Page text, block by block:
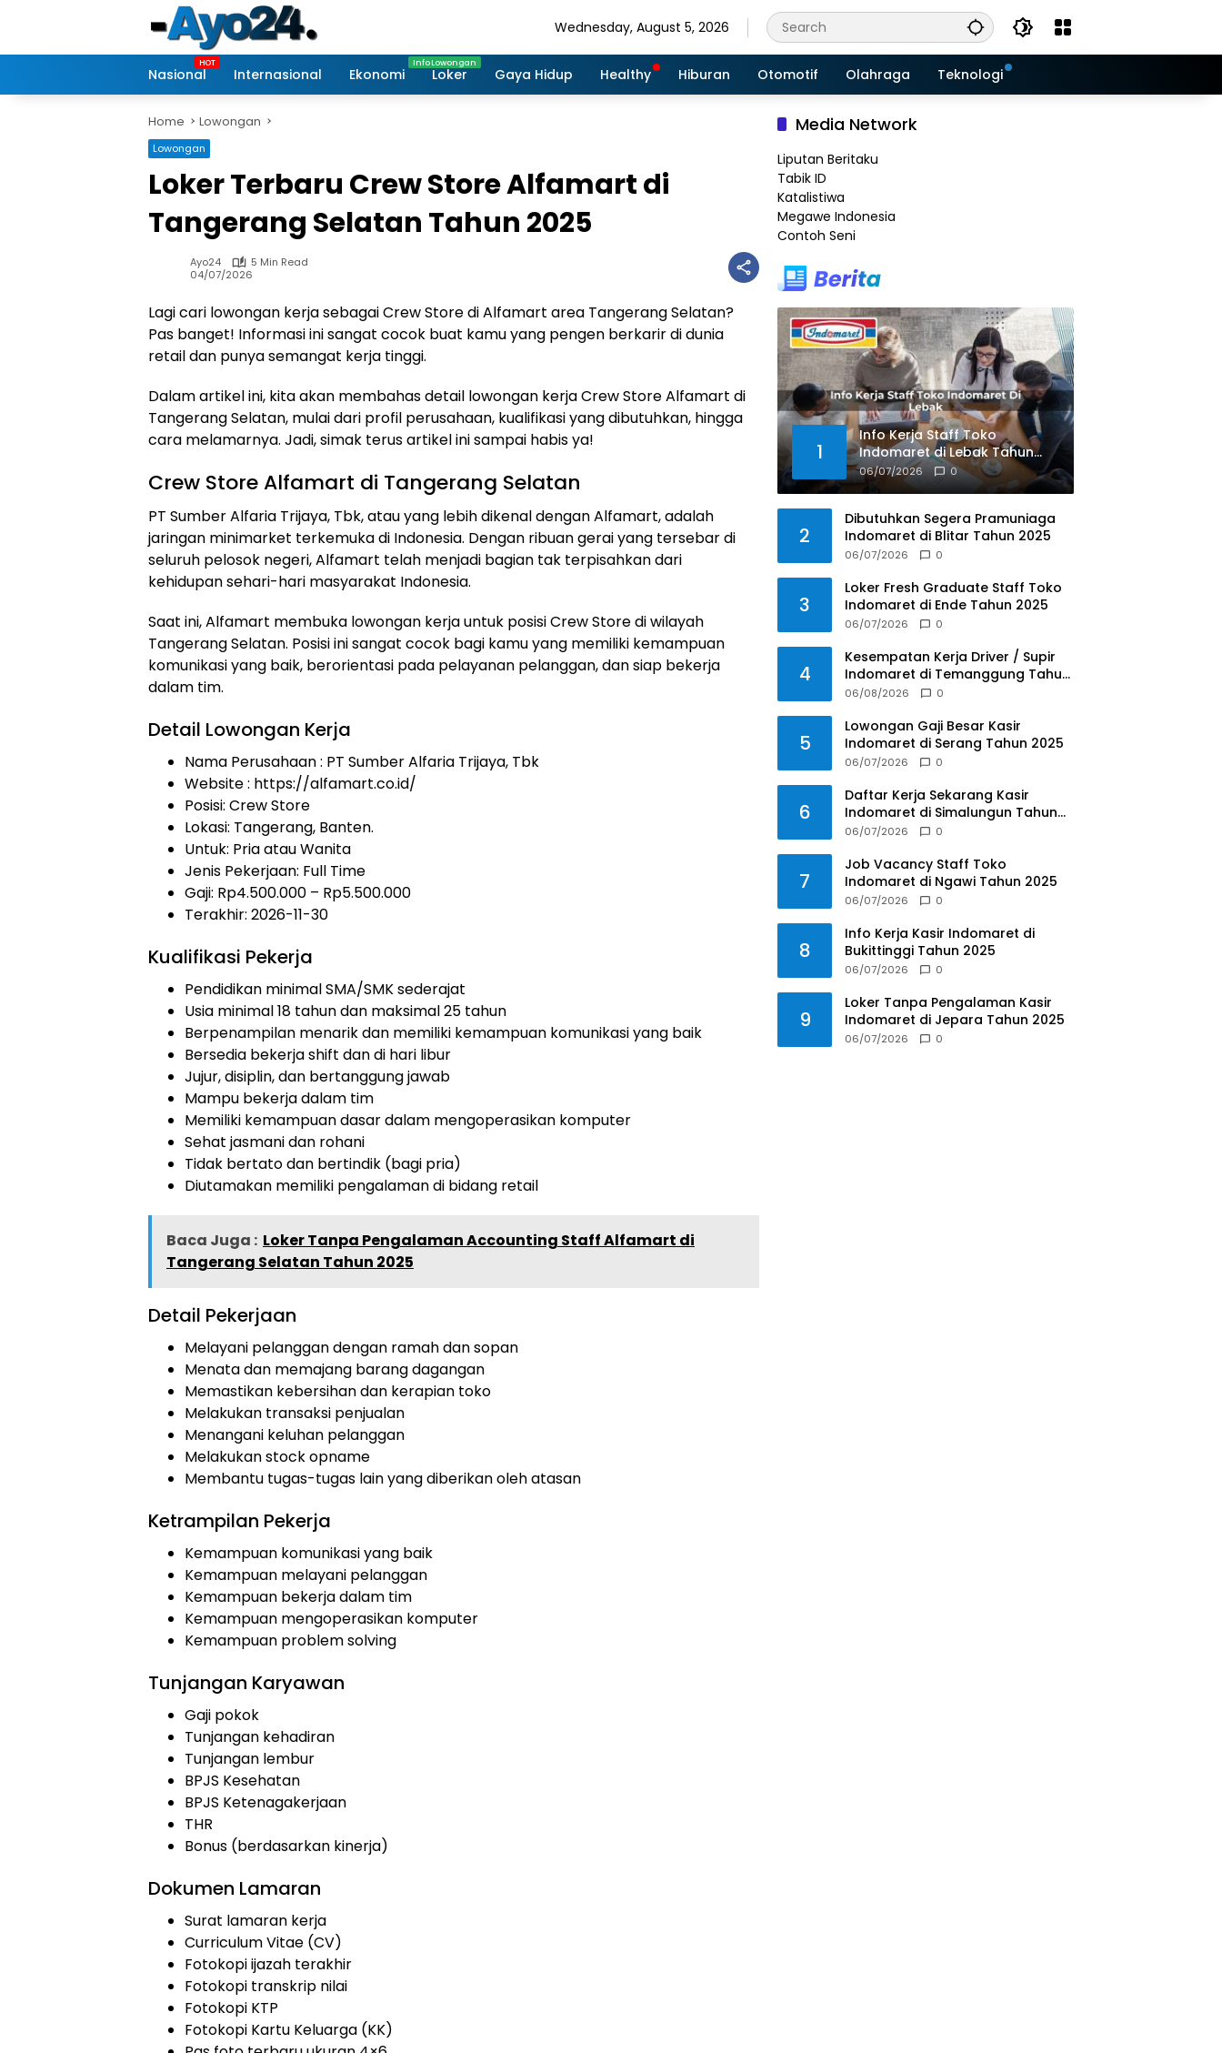
Wednesday, August 5, 2026
Nasional Internasional Ekonomi Loker Gaya Hidup Healthy Hiburan Otomotif Olahraga Teknologi
Home Lowongan
Lowongan
Loker Terbaru Crew Store Alfamart di
Tangerang Selatan Tahun 2025
Ayo24
5 Min Read
04/07/2026
Lagi cari lowongan kerja sebagai Crew Store di Alfamart area Tangerang Selatan?
Pas banget! Informasi ini sangat cocok buat kamu yang pengen berkarir di dunia
retail dan punya semangat kerja tinggi.
Dalam artikel ini, kita akan membahas detail lowongan kerja Crew Store Alfamart di
Tangerang Selatan, mulai dari profil perusahaan, kualifikasi yang dibutuhkan, hingga
cara melamarnya. Jadi, simak terus artikel ini sampai habis ya!
Crew Store Alfamart di Tangerang Selatan
PT Sumber Alfaria Trijaya, Tbk, atau yang lebih dikenal dengan Alfamart, adalah
jaringan minimarket terkemuka di Indonesia. Dengan ribuan gerai yang tersebar di
seluruh pelosok negeri, Alfamart telah menjadi bagian tak terpisahkan dari
kehidupan sehari-hari masyarakat Indonesia.
Saat ini, Alfamart membuka lowongan kerja untuk posisi Crew Store di wilayah
Tangerang Selatan. Posisi ini sangat cocok bagi kamu yang memiliki kemampuan
komunikasi yang baik, berorientasi pada pelayanan pelanggan, dan siap bekerja
dalam tim.
Detail Lowongan Kerja
Nama Perusahaan : PT Sumber Alfaria Trijaya, Tbk
Website : https://alfamart.co.id/
Posisi: Crew Store
Lokasi: Tangerang, Banten.
Untuk: Pria atau Wanita
Jenis Pekerjaan: Full Time
Gaji: Rp4.500.000 – Rp5.500.000
Terakhir: 2026-11-30
Kualifikasi Pekerja
Pendidikan minimal SMA/SMK sederajat
Usia minimal 18 tahun dan maksimal 25 tahun
Berpenampilan menarik dan memiliki kemampuan komunikasi yang baik
Bersedia bekerja shift dan di hari libur
Jujur, disiplin, dan bertanggung jawab
Mampu bekerja dalam tim
Memiliki kemampuan dasar dalam mengoperasikan komputer
Sehat jasmani dan rohani
Tidak bertato dan bertindik (bagi pria)
Diutamakan memiliki pengalaman di bidang retail
Baca Juga : Loker Tanpa Pengalaman Accounting Staff Alfamart di
Tangerang Selatan Tahun 2025
Detail Pekerjaan
Melayani pelanggan dengan ramah dan sopan
Menata dan memajang barang dagangan
Memastikan kebersihan dan kerapian toko
Melakukan transaksi penjualan
Menangani keluhan pelanggan
Melakukan stock opname
Membantu tugas-tugas lain yang diberikan oleh atasan
Ketrampilan Pekerja
Kemampuan komunikasi yang baik
Kemampuan melayani pelanggan
Kemampuan bekerja dalam tim
Kemampuan mengoperasikan komputer
Kemampuan problem solving
Tunjangan Karyawan
Gaji pokok
Tunjangan kehadiran
Tunjangan lembur
BPJS Kesehatan
BPJS Ketenagakerjaan
THR
Bonus (berdasarkan kinerja)
Dokumen Lamaran
Surat lamaran kerja
Curriculum Vitae (CV)
Fotokopi ijazah terakhir
Fotokopi transkrip nilai
Fotokopi KTP
Fotokopi Kartu Keluarga (KK)
Media Network
Liputan Beritaku
Tabik ID
Katalistiwa
Megawe Indonesia
Contoh Seni
1
Info Kerja Staff Toko
Indomaret di Lebak Tahun
2025
06/07/2026 0
2
Dibutuhkan Segera Pramuniaga
Indomaret di Blitar Tahun 2025
06/07/2026 0
3
Loker Fresh Graduate Staff Toko
Indomaret di Ende Tahun 2025
06/07/2026 0
4
Kesempatan Kerja Driver / Supir
Indomaret di Temanggung Tahun
2025
06/08/2026 0
5
Lowongan Gaji Besar Kasir
Indomaret di Serang Tahun 2025
06/07/2026 0
6
Daftar Kerja Sekarang Kasir
Indomaret di Simalungun Tahun
2025
06/07/2026 0
7
Job Vacancy Staff Toko
Indomaret di Ngawi Tahun 2025
06/07/2026 0
8
Info Kerja Kasir Indomaret di
Bukittinggi Tahun 2025
06/07/2026 0
9
Loker Tanpa Pengalaman Kasir
Indomaret di Jepara Tahun 2025
06/07/2026 0